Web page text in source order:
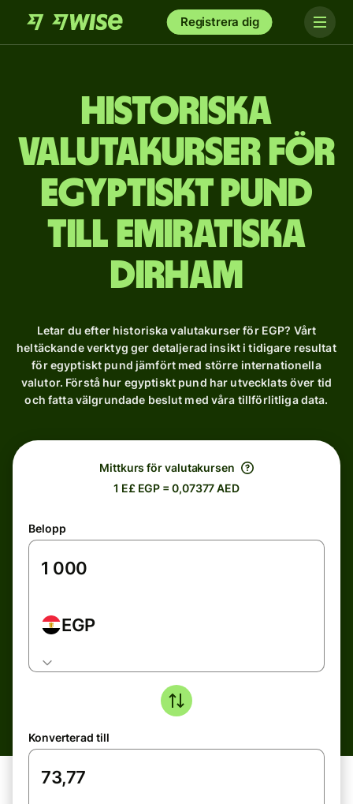
Registrera dig
Historiska
valutakurser för
egyptiskt pund
till emiratiska
dirham
Letar du efter historiska valutakurser för EGP? Vårt
heltäckande verktyg ger detaljerad insikt i tidigare resultat
för egyptiskt pund jämfört med större internationella
valutor. Förstå hur egyptiskt pund har utvecklats över tid
och fatta välgrundade beslut med våra tillförlitliga data.
Mittkurs för valutakursen
1 E£ EGP = 0,07377 AED
Belopp
EGP
Konverterad till